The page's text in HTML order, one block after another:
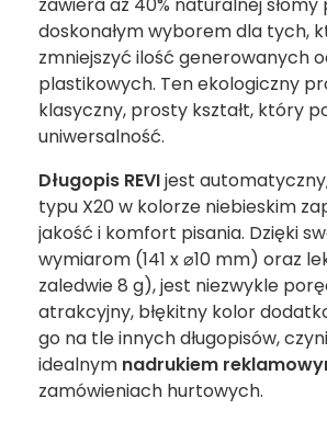
doskonałym wyborem dla tych,
zmniejszyć ilość generowanych
plastikowych. Ten ekologiczny
klasyczny, prosty kształt, który
uniwersalność.
Długopis REVIjest
typu X20 w kolorze niebieskim
jakość i komfort pisania. Dzięki
wymiarom (141 x ⌀10 mm) oraz
zaledwie 8 g), jest niezwykle
atrakcyjny, błękitny kolor
go na tle innych długopisów,
idealnym nadrukiem
zamówieniach hurtowych.